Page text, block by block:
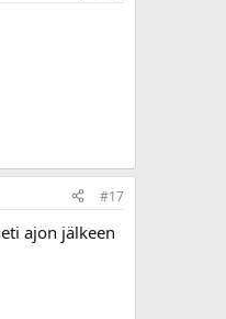
#17
ajon jälkeen